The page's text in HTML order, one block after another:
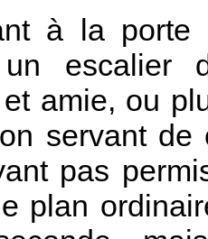
à la
escalier
amie, ou
servant de
pas
plan